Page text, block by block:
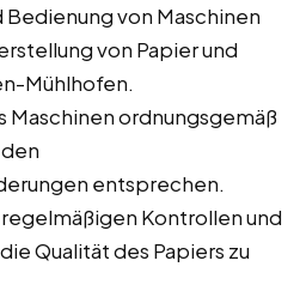
von Maschinen
von Papier und
Mühlhofen.
Maschinen ordnungsgemäß
entsprechen.
Kontrollen und
Qualität des Papiers zu